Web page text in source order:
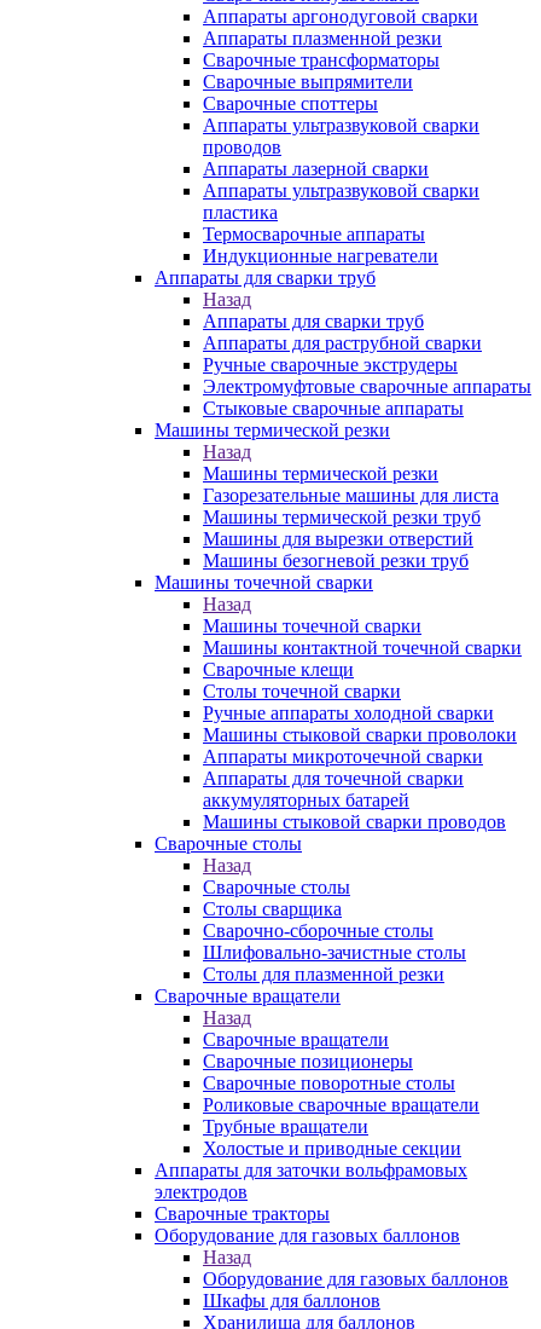
Аппараты аргонодуговой сварки
Аппараты плазменной резки
Сварочные трансформаторы
Сварочные выпрямители
Сварочные споттеры
Аппараты ультразвуковой сварки
проводов
Аппараты лазерной сварки
Аппараты ультразвуковой сварки
пластика
Термосварочные аппараты
Индукционные нагреватели
Аппараты для сварки труб
Назад
Аппараты для сварки труб
Аппараты для раструбной сварки
Ручные сварочные экструдеры
Электромуфтовые сварочные аппараты
Стыковые сварочные аппараты
Машины термической резки
Назад
Машины термической резки
Газорезательные машины для листа
Машины термической резки труб
Машины для вырезки отверстий
Машины безогневой резки труб
Машины точечной сварки
Назад
Машины точечной сварки
Машины контактной точечной сварки
Сварочные клещи
Столы точечной сварки
Ручные аппараты холодной сварки
Машины стыковой сварки проволоки
Аппараты микроточечной сварки
Аппараты для точечной сварки
аккумуляторных батарей
Машины стыковой сварки проводов
Сварочные столы
Назад
Сварочные столы
Столы сварщика
Сварочно-сборочные столы
Шлифовально-зачистные столы
Столы для плазменной резки
Сварочные вращатели
Назад
Сварочные вращатели
Сварочные позиционеры
Сварочные поворотные столы
Роликовые сварочные вращатели
Трубные вращатели
Холостые и приводные секции
Аппараты для заточки вольфрамовых
электродов
Сварочные тракторы
Оборудование для газовых баллонов
Назад
Оборудование для газовых баллонов
Шкафы для баллонов
Хранилища для баллонов